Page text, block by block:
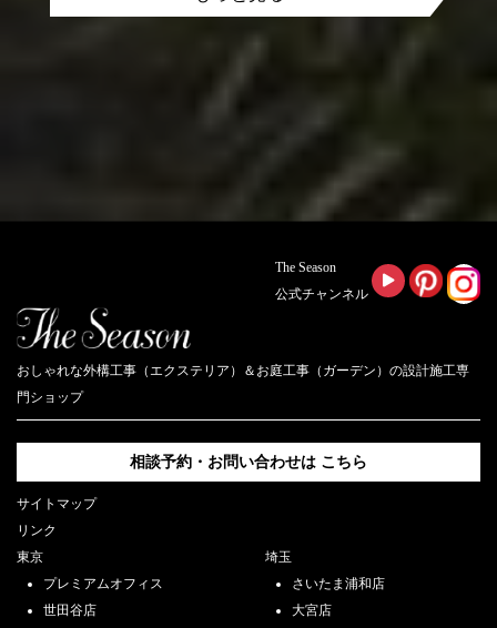
The Season
公式チャンネル
おしゃれな外構工事（エクステリア）＆お庭工事（ガーデン）の設計施工専
門ショップ
相談予約・お問い合わせは こちら
サイトマップ
リンク
東京
プレミアムオフィス
世田谷店
埼玉
さいたま浦和店
大宮店